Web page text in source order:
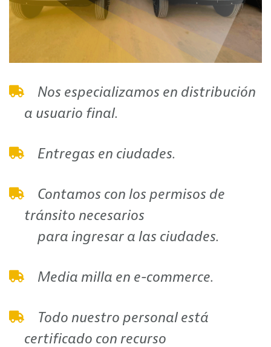
Nos especializamos en distribución
a usuario final.
Entregas en ciudades.
Contamos con los permisos de
tránsito necesarios
para ingresar a las ciudades.
Media milla en e-commerce.
Todo nuestro personal está
certificado con recurso